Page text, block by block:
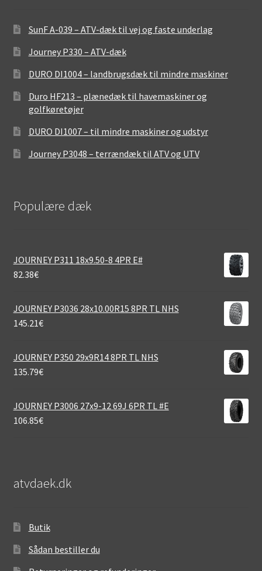
SunF A-039 – ATV-dæk til vej og faste underlag
Journey P330 – ATV-dæk
DURO DI1004 – landbrugsdæk til mindre maskiner
Duro HF213 – plænedæk til havemaskiner og
golfkøretøjer
DURO DI1007 – til mindre maskiner og udstyr
Journey P3048 – terrændæk til ATV og UTV
Populære dæk
JOURNEY P311 18x9.50-8 4PR E#
82.38€
JOURNEY P3036 28x10.00R15 8PR TL NHS
145.21€
JOURNEY P350 29x9R14 8PR TL NHS
135.79€
JOURNEY P3006 27x9-12 69J 6PR TL #E
106.85€
atvdaek.dk
Butik
Sådan bestiller du